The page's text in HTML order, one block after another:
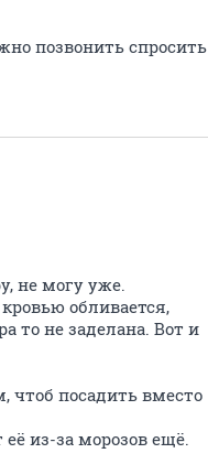
позвонить спросить
не могу уже.
обливается,
то не заделана. Вот и
чтоб посадить вместо
из-за морозов ещё.